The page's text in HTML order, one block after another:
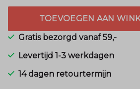
TOEVOEGEN AAN
Gratis bezorgd vanaf 59,-
Levertijd 1-3 werkdagen
14 dagen retourtermijn